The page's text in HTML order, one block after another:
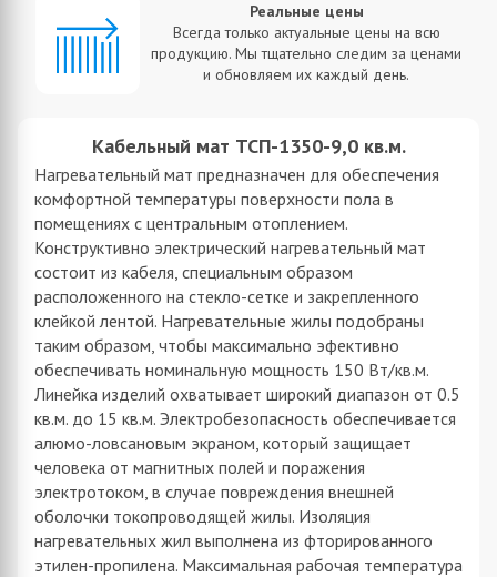
Реальные цены
Всегда только актуальные цены на всю
продукцию. Мы тщательно следим за ценами
и обновляем их каждый день.
Кабельный мат ТСП-1350-9,0 кв.м.
Нагревательный мат предназначен для обеспечения
комфортной температуры поверхности пола в
помещениях с центральным отоплением.
Конструктивно электрический нагревательный мат
состоит из кабеля, специальным образом
расположенного на стекло-сетке и закрепленного
клейкой лентой. Нагревательные жилы подобраны
таким образом, чтобы максимально эфективно
обеспечивать номинальную мощность 150 Вт/кв.м.
Линейка изделий охватывает широкий диапазон от 0.5
кв.м. до 15 кв.м. Электробезопасность обеспечивается
алюмо-ловсановым экраном, который защищает
человека от магнитных полей и поражения
электротоком, в случае повреждения внешней
оболочки токопроводящей жилы. Изоляция
нагревательных жил выполнена из фторированного
этилен-пропилена. Максимальная рабочая температура